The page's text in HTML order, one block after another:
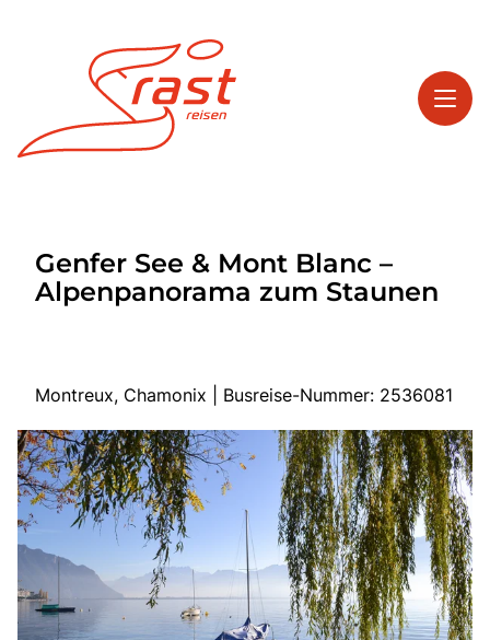
Highlights
Service
Start
Tagesreisen
Mehrtagesreisen
Bus anmieten
Linienverkehr
Service
Genfer See & Mont Blanc –
Alpenpanorama zum Staunen
Montreux, Chamonix | Busreise-Nummer: 2536081